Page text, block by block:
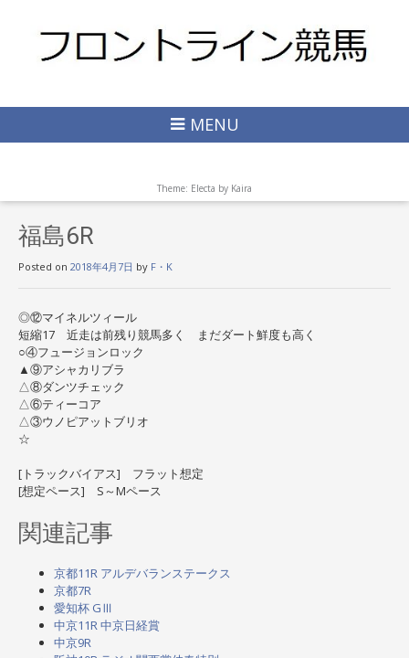
MENU
Theme: Electa by Kaira
福島6R
Posted on 2018年4月7日 by F・K
◎⑫マイネルツィール
短縮17 近走は前残り競馬多く まだダート鮮度も高く
○④フュージョンロック
▲⑨アシャカリブラ
△⑧ダンツチェック
△⑥ティーコア
△③ウノピアットブリオ
☆
[トラックバイアス] フラット想定
[想定ペース] S～Mペース
関連記事
京都11R アルデバランステークス
京都7R
愛知杯 GⅢ
中京11R 中京日経賞
中京9R